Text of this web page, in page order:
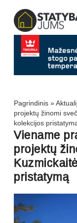
Pagrindinis »
projektų žinomi
kolekcijos
Viename
projektų
pristatymą